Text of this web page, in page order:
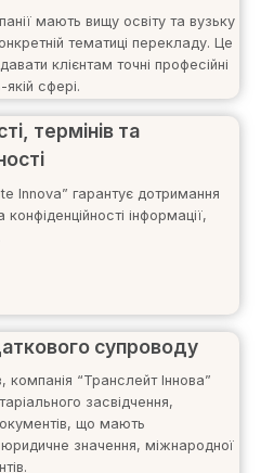
мають вищу освіту та вузьку
тематиці перекладу. Це
клієнтам точні професійні
сфері.
термінів та
Innova” гарантує дотримання
конфіденційності інформації,
супроводу
компанія “Транслейт Іннова”
засвідчення,
що мають
значення, міжнародної